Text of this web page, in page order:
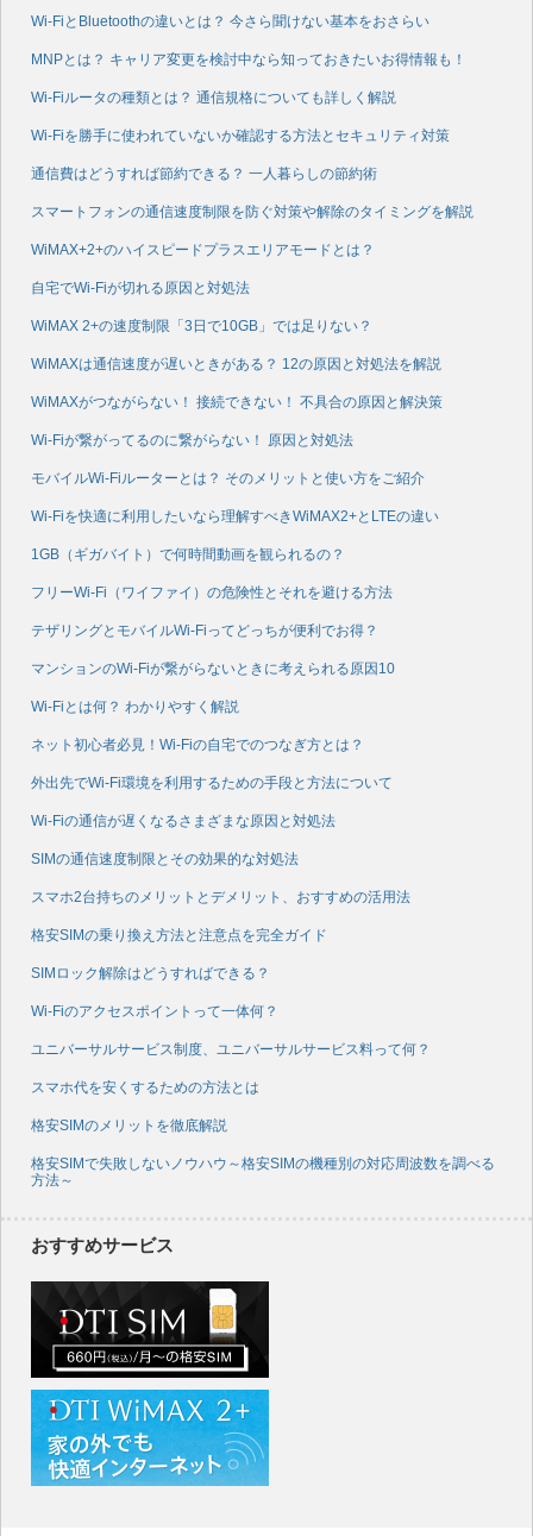
Wi-FiとBluetoothの違いとは？ 今さら聞けない基本をおさらい
MNPとは？ キャリア変更を検討中なら知っておきたいお得情報も！
Wi-Fiルータの種類とは？ 通信規格についても詳しく解説
Wi-Fiを勝手に使われていないか確認する方法とセキュリティ対策
通信費はどうすれば節約できる？ 一人暮らしの節約術
スマートフォンの通信速度制限を防ぐ対策や解除のタイミングを解説
WiMAX+2+のハイスピードプラスエリアモードとは？
自宅でWi-Fiが切れる原因と対処法
WiMAX 2+の速度制限「3日で10GB」では足りない？
WiMAXは通信速度が遅いときがある？ 12の原因と対処法を解説
WiMAXがつながらない！ 接続できない！ 不具合の原因と解決策
Wi-Fiが繋がってるのに繋がらない！ 原因と対処法
モバイルWi-Fiルーターとは？ そのメリットと使い方をご紹介
Wi-Fiを快適に利用したいなら理解すべきWiMAX2+とLTEの違い
1GB（ギガバイト）で何時間動画を観られるの？
フリーWi-Fi（ワイファイ）の危険性とそれを避ける方法
テザリングとモバイルWi-Fiってどっちが便利でお得？
マンションのWi-Fiが繋がらないときに考えられる原因10
Wi-Fiとは何？ わかりやすく解説
ネット初心者必見！Wi-Fiの自宅でのつなぎ方とは？
外出先でWi-Fi環境を利用するための手段と方法について
Wi-Fiの通信が遅くなるさまざまな原因と対処法
SIMの通信速度制限とその効果的な対処法
スマホ2台持ちのメリットとデメリット、おすすめの活用法
格安SIMの乗り換え方法と注意点を完全ガイド
SIMロック解除はどうすればできる？
Wi-Fiのアクセスポイントって一体何？
ユニバーサルサービス制度、ユニバーサルサービス料って何？
スマホ代を安くするための方法とは
格安SIMのメリットを徹底解説
格安SIMで失敗しないノウハウ～格安SIMの機種別の対応周波数を調べる
方法～
おすすめサービス